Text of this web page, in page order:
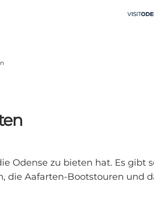
Odense zu bieten hat. Es
die Aafarten-Bootstouren und